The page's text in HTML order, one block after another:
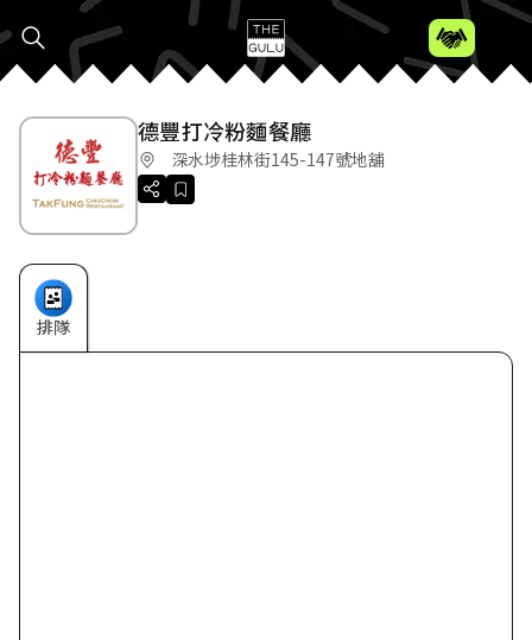
德豐打冷粉麵餐廳
深水埗桂林街145-147號地舖
排隊